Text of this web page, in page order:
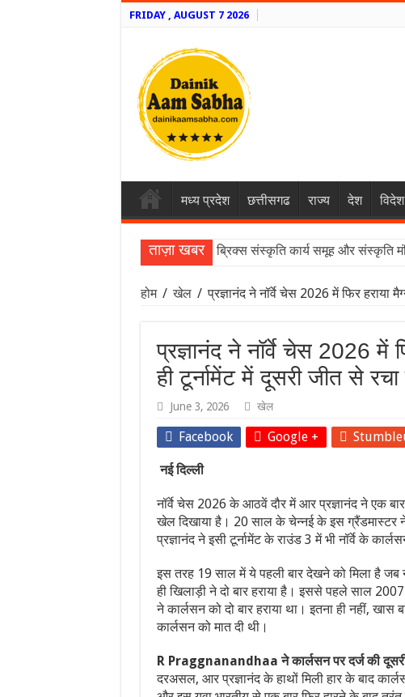
FRIDAY , AUGUST 7 2026
मध्य प्रदेश छत्तीसगढ राज्य देश विदेश
ताज़ा खबर ब्रिक्स संस्कृति कार्य समूह और संस्कृति
होम / खेल / प्रज्ञानंद ने नॉर्वे चेस 2026 में फिर हराया
प्रज्ञानंद ने नॉर्वे चेस 2026 में
ही टूर्नामेंट में दूसरी जीत से रचा
June 3, 2026 खेल
Facebook Google +
नई दिल्ली
नॉर्वे चेस 2026 के आठवें दौर में आर प्रज्ञानंद ने एक
खेल दिखाया है। 20 साल के चेन्नई के इस ग्रैंडमास्टर
प्रज्ञानंद ने इसी टूर्नामेंट के राउंड 3 में भी नॉर्वे के
इस तरह 19 साल में ये पहली बार देखने को मिला है जब
ही खिलाड़ी ने दो बार हराया है। इससे पहले साल
ने कार्लसन को दो बार हराया था। इतना ही नहीं, खास
कार्लसन को मात दी थी।
R Praggnanandhaa ने कार्लसन पर दर्ज की
दरअसल, आर प्रज्ञानंद के हाथों मिली हार के बाद